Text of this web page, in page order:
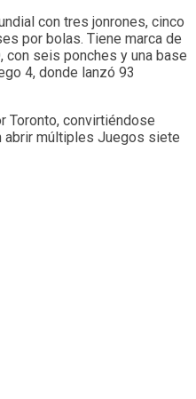
con tres jonrones, cinco
por bolas. Tiene marca de
con seis ponches y una base
4, donde lanzó 93
Toronto, convirtiéndose
abrir múltiples Juegos siete